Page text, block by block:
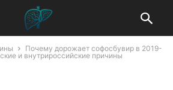
Почему дорожает софосбувир в 2019-
и внутрироссийские причины